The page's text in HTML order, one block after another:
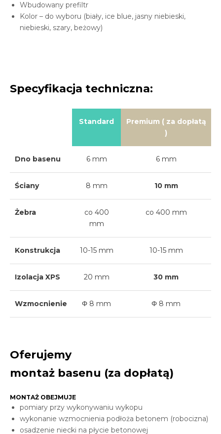
Wbudowany prefiltr
Kolor – do wyboru (biały, ice blue, jasny niebieski,
niebieski, szary, beżowy)
Specyfikacja techniczna:
Standard
Premium ( za dopłatą
)
Dno basenu 6 mm 6 mm
Ściany 8 mm 10 mm
Żebra
co 400
mm
co 400 mm
Konstrukcja 10-15 mm 10-15 mm
Izolacja XPS 20 mm 30 mm
Wzmocnienie Φ 8 mm Φ 8 mm
Oferujemy
montaż basenu (za dopłatą)
MONTAŻ OBEJMUJE
pomiary przy wykonywaniu wykopu
wykonanie wzmocnienia podłoża betonem (robocizna)
osadzenie niecki na płycie betonowej